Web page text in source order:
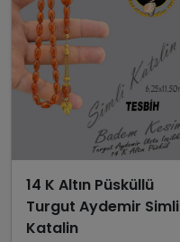
14 K Altın Püsküllü
Turgut Aydemir Simli
Katalin